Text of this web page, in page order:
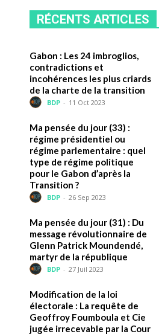
RÉCENTS ARTICLES
Gabon : Les 24 imbroglios,
contradictions et
incohérences les plus criards
de la charte de la transition
BDP - 11 Oct 2023
Ma pensée du jour (33) :
régime présidentiel ou
régime parlementaire : quel
type de régime politique
pour le Gabon d’après la
Transition ?
BDP - 26 Sep 2023
Ma pensée du jour (31) : Du
message révolutionnaire de
Glenn Patrick Moundendé,
martyr de la république
BDP - 27 Juil 2023
Modification de la loi
électorale : La requête de
Geoffroy Foumboula et Cie
jugée irrecevable par la Cour